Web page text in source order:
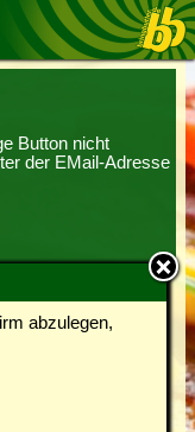
abzulegen,